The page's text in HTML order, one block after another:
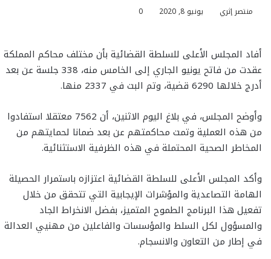
منتصر إثري يونيو 8, 2020 0
أفاد المجلس الأعلى للسلطة القضائية بأن مختلف محاكم المملكة
عقدت من فاتح يونيو الجاري إلى الخامس منه، 338 جلسة عن بعد
أدرج خلالها 6290 قضية، وتم البت في 2337 منها.
وأوضح المجلس، في بلاغ اليوم الاثنين، أن 7562 معتقلا استفادوا
من هذه العملية وتمت محاكمتهم عن بعد ضمانا لحمايتهم من
المخاطر الصحية المحتملة في هذه الظرفية الاستثنائية.
وأكد المجلس الأعلى للسلطة القضائية اعتزازه باستمرار الحصيلة
الهامة التصاعدية والمؤشرات الإيجابية التي تتحقق من خلال
تفعيل هذا البرنامج الطموح المتميز، بفضل الانخراط الجاد
والمسؤول لكل السلط والمؤسسات والفاعلين من مهنيي العدالة
في إطار من التعاون والانسجام.